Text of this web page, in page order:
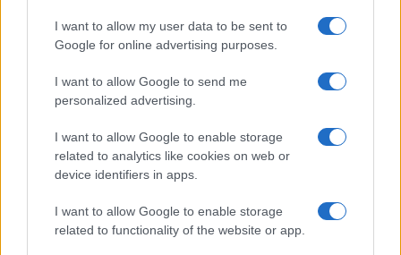
I want to allow my user data to be sent to
Google for online advertising purposes.
I want to allow Google to send me
personalized advertising.
I want to allow Google to enable storage
related to analytics like cookies on web or
device identifiers in apps.
I want to allow Google to enable storage
related to functionality of the website or app.